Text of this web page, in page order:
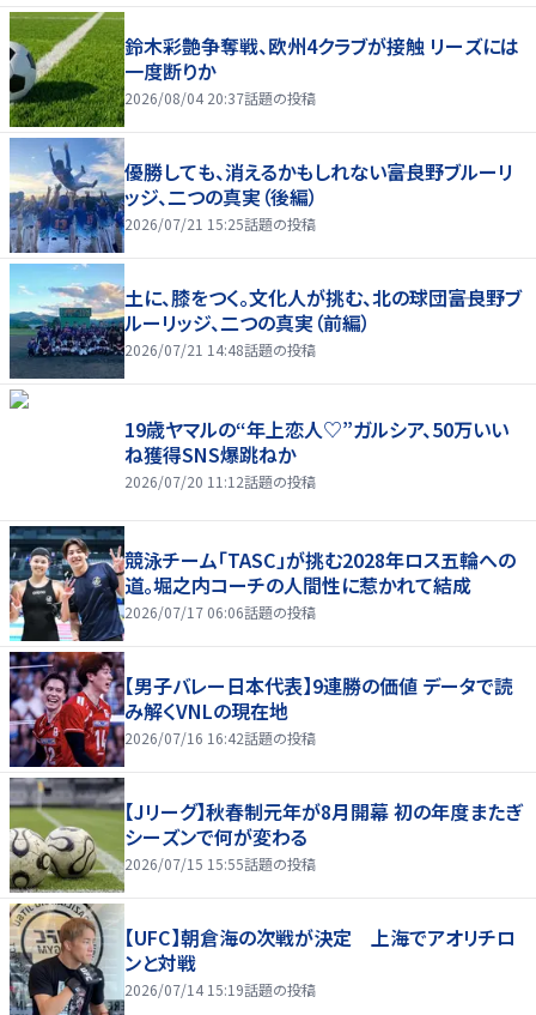
鈴木彩艶争奪戦、欧州4クラブが接触 リーズには
一度断りか
2026/08/04 20:37話題の投稿
優勝しても、消えるかもしれない――富良野ブルーリ
ッジ、二つの真実（後編）
2026/07/21 15:25話題の投稿
土に、膝をつく。文化人が挑む、北の球団――富良野ブ
ルーリッジ、二つの真実（前編）
2026/07/21 14:48話題の投稿
19歳ヤマルの“年上恋人♡”ガルシア、50万いい
ね獲得SNS爆跳ねか
2026/07/20 11:12話題の投稿
競泳チーム「TASC」が挑む2028年ロス五輪への
道。堀之内コーチの人間性に惹かれて結成
2026/07/17 06:06話題の投稿
【男子バレー日本代表】9連勝の価値 データで読
み解くVNLの現在地
2026/07/16 16:42話題の投稿
【Jリーグ】秋春制元年が8月開幕 初の年度またぎ
シーズンで何が変わる
2026/07/15 15:55話題の投稿
【UFC】朝倉海の次戦が決定 上海でアオリチロ
ンと対戦
2026/07/14 15:19話題の投稿